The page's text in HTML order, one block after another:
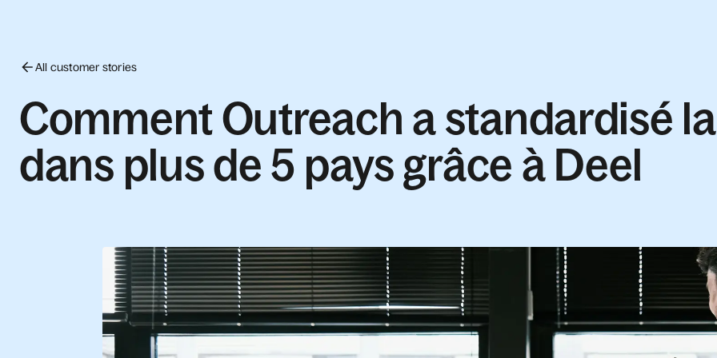
All customer stories
Comment Outreach a standardisé
dans plus de 5 pays grâce à Deel